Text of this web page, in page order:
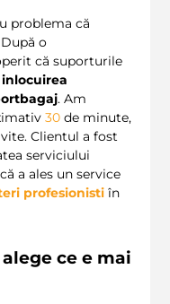
problema că
o
că suporturile
inlocuirea
. Am
30 de minute,
Clientul a fost
serviciului
a ales un service
profesionisti în
ce e mai